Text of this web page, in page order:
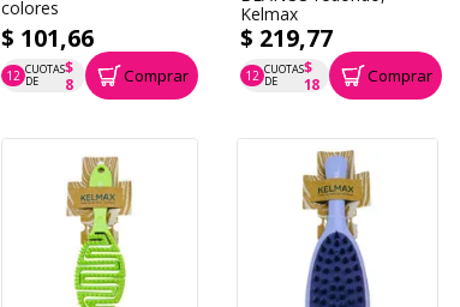
colores
$ 101,66
12 CUOTAS
DE
$
8
P.T.F. $ 102 Comprar
Kelmax
$ 219,77
12 CUOTAS
DE
$
18
P.T.F. $ 220 Comprar